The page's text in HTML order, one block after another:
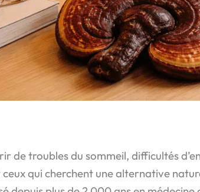
de troubles du sommeil, difficultés
qui cherchent une alternative